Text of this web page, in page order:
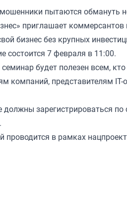
пытаются обмануть
приглашает
бизнес без крупных
состоится 7 февраля в 11:00.
будет полезен всем,
компаний, представителям
должны зарегистрироваться по
проводится в рамках